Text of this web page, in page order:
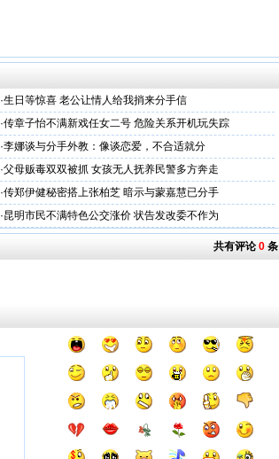
·生日等惊喜 老公让情人给我捎来分手信
·传章子怡不满新戏任女二号 危险关系开机玩失踪
·李娜谈与分手外教：像谈恋爱，不合适就分
·父母贩毒双双被抓 女孩无人抚养民警多方奔走
·传郑伊健秘密搭上张柏芝 暗示与蒙嘉慧已分手
·昆明市民不满特色公交涨价 状告发改委不作为
共有评论0 条